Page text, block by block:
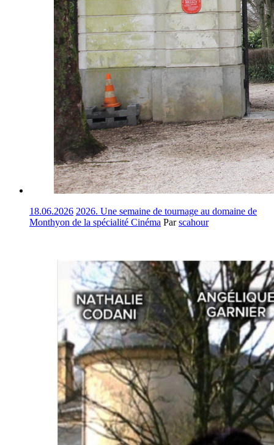
18.06.2026 2026. Une semaine de tournage au domaine de
Monthyon de la spécialité Cinéma Parscahour